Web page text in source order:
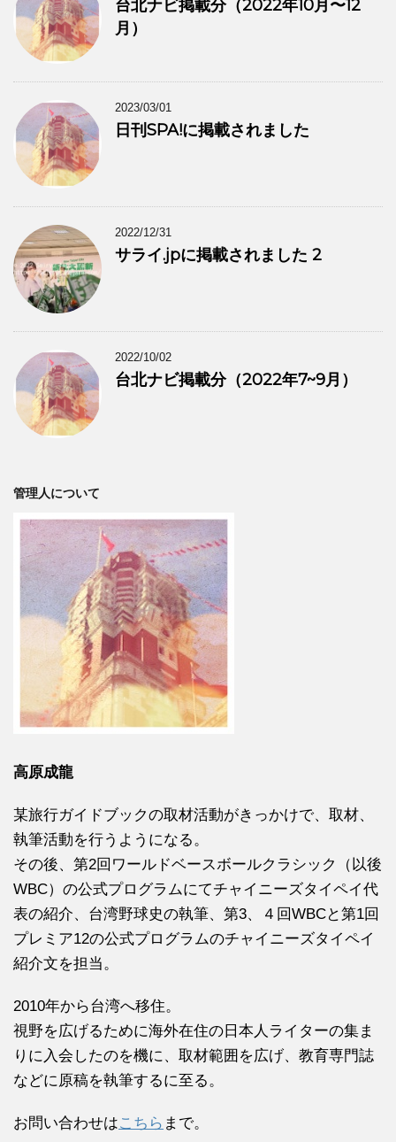
台北ナビ掲載分（2022年10月〜12
月）
2023/03/01
日刊SPA!に掲載されました
2022/12/31
サライ.jpに掲載されました 2
2022/10/02
台北ナビ掲載分（2022年7~9月）
管理人について
高原成龍
某旅行ガイドブックの取材活動がきっかけで、取材、
執筆活動を行うようになる。
その後、第2回ワールドベースボールクラシック（以後
WBC）の公式プログラムにてチャイニーズタイペイ代
表の紹介、台湾野球史の執筆、第3、４回WBCと第1回
プレミア12の公式プログラムのチャイニーズタイペイ
紹介文を担当。
2010年から台湾へ移住。
視野を広げるために海外在住の日本人ライターの集ま
りに入会したのを機に、取材範囲を広げ、教育専門誌
などに原稿を執筆するに至る。
お問い合わせはこちら まで。